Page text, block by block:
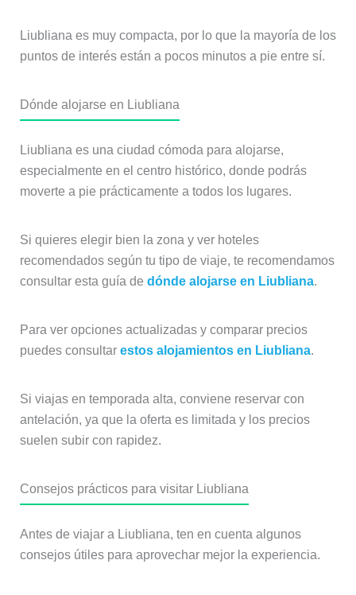
Liubliana es muy compacta, por lo que la mayoría de los
puntos de interés están a pocos minutos a pie entre sí.
Dónde alojarse en Liubliana
Liubliana es una ciudad cómoda para alojarse,
especialmente en el centro histórico, donde podrás
moverte a pie prácticamente a todos los lugares.
Si quieres elegir bien la zona y ver hoteles
recomendados según tu tipo de viaje, te recomendamos
consultar esta guía de dónde alojarse en Liubliana.
Para ver opciones actualizadas y comparar precios
puedes consultar estos alojamientos en Liubliana.
Si viajas en temporada alta, conviene reservar con
antelación, ya que la oferta es limitada y los precios
suelen subir con rapidez.
Consejos prácticos para visitar Liubliana
Antes de viajar a Liubliana, ten en cuenta algunos
consejos útiles para aprovechar mejor la experiencia.